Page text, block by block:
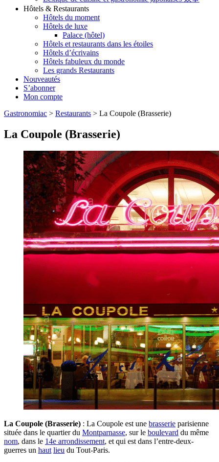
Hôtels & Restaurants
Hôtels du moment
Hôtels de luxe
Palace (hôtel)
Hôtels et restaurants dans les étoiles
Hôtels d’écrivains
Hôtels fabuleux du monde
Les grands Restaurants
Nouveautés
S’abonner
Mon compte
Gastronomiac > Restaurants > La Coupole (Brasserie)
La Coupole (Brasserie)
La Coupole (Brasserie) : La Coupole est une brasserie parisienne
située dans le quartier du Montparnasse, sur le boulevard du même
nom, dans le 14e arrondissement, et qui est dans l’entre-deux-
guerres un haut lieu du Tout-Paris.